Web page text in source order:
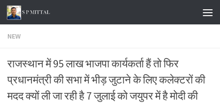
Skip to content
NEW
राजस्थान में 95 लाख भाजपा कार्यकर्ता हैं तो फिर
प्रधानमंत्री की सभा में भीड़ जुटाने के लिए कलेक्टरों की
मदद क्यों ली जा रही है 7 जुलाई को जयुपर में है मोदी की